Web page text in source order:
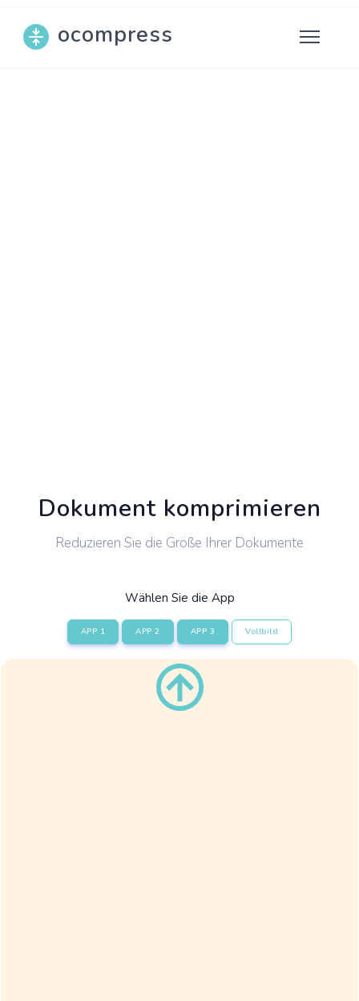
ocompress
Dokument komprimieren
Reduzieren Sie die Größe Ihrer Dokumente
Wählen Sie die App
APP 1 APP 2 APP 3 Vollbild